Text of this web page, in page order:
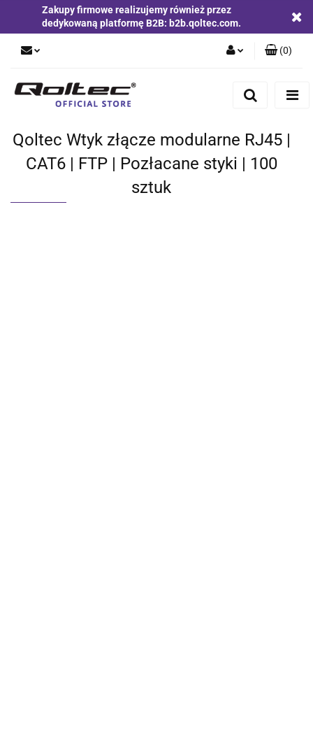
Zakupy firmowe realizujemy również przez
dedykowaną platformę B2B: b2b.qoltec.com.
Zgody cookies
(0)
Qoltec Wtyk złącze modularne RJ45 |
CAT6 | FTP | Pozłacane styki | 100
sztuk